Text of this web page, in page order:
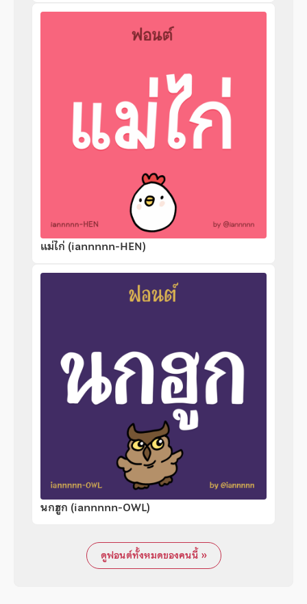
แม่ไก่ (iannnnn-HEN)
นกฮูก (iannnnn-OWL)
ดูฟอนต์ทั้งหมดของคนนี้ »